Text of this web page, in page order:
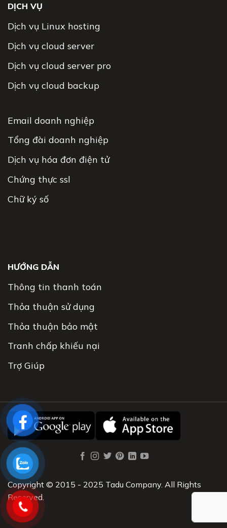
DỊCH VỤ
Dịch vụ Linux hosting
Dịch vụ cloud server
Dịch vụ cloud server pro
Dịch vụ cloud backup
Email doanh nghiệp
Tổng đài doanh nghiệp
Dịch vụ hóa đơn điện tử
Chứng thực ssl
Chữ ký số
HƯỚNG DẪN
Thông tin thanh toán
Thỏa thuận sử dụng
Thỏa thuận bảo mật
Tranh chấp khiếu nại
Trợ Giúp
Copyright © 2015 - 2025 Tadu Company. All Rights
Reserved.